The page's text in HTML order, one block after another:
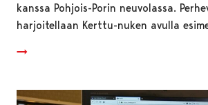
kanssa Pohjois-Porin neuvolassa.
harjoitellaan Kerttu-nuken avulla